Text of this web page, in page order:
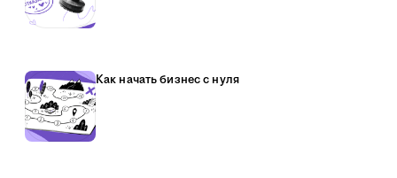
Как начать бизнес с нуля